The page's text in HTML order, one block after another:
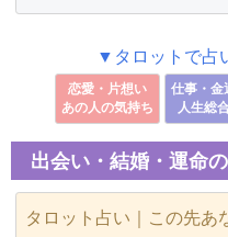
▼タロットで占
恋愛・片想い
あの人の気持ち
仕事・金
人生総
出会い・結婚・運命
タロット占い｜この先あ